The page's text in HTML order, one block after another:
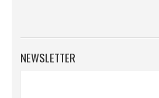
NEWSLETTER